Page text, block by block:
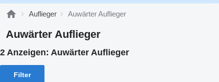
Auflieger Auwärter Auflieger
Auwärter Auflieger
2 Anzeigen: Auwärter Auflieger
Filter